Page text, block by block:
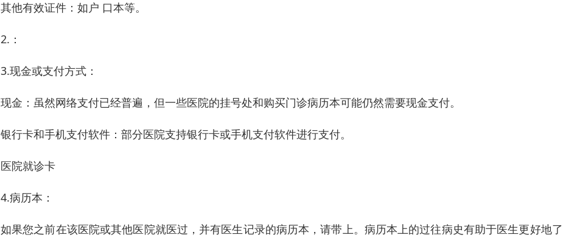
其他有效证件：如户 口本等。
2.：
3.现金或支付方式：
现金：虽然网络支付已经普遍，但一些医院的挂号处和购买门诊病历本可能仍然需要现金支付。
银行卡和手机支付软件：部分医院支持银行卡或手机支付软件进行支付。
医院就诊卡
4.病历本：
如果您之前在该医院或其他医院就医过，并有医生记录的病历本，请带上。病历本上的过往病史有助于医生更好地